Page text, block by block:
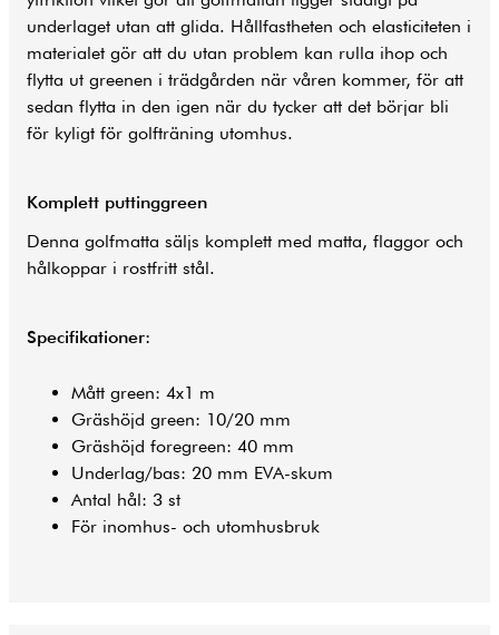
underlaget utan att glida. Hållfastheten och elasticiteten i
materialet gör att du utan problem kan rulla ihop och
flytta ut greenen i trädgården när våren kommer, för att
sedan flytta in den igen när du tycker att det börjar bli
för kyligt för golfträning utomhus.
Komplett puttinggreen
Denna golfmatta säljs komplett med matta, flaggor och
hålkoppar i rostfritt stål.
Specifikationer:
Mått green: 4x1 m
Gräshöjd green: 10/20 mm
Gräshöjd foregreen: 40 mm
Underlag/bas: 20 mm EVA-skum
Antal hål: 3 st
För inomhus- och utomhusbruk